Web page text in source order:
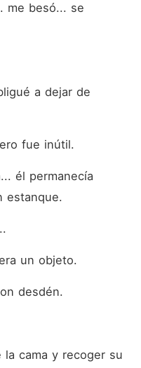
me besó... se
a dejar de
fue inútil.
él permanecía
estanque.
un objeto.
desdén.
la cama y recoger su